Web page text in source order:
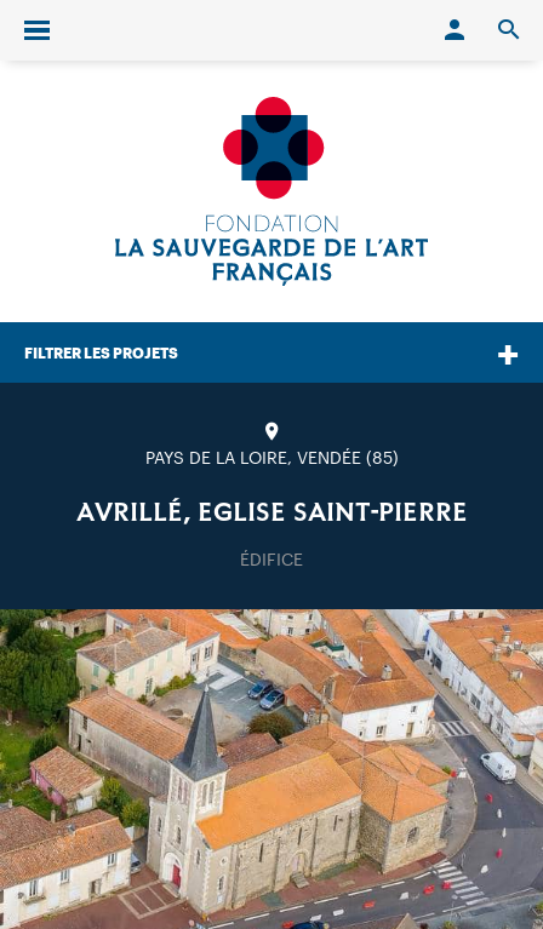
Ouvrir/fermer le menu
FILTRER LES PROJETS
PAYS DE LA LOIRE, VENDÉE (85)
AVRILLÉ, EGLISE SAINT-PIERRE
ÉDIFICE